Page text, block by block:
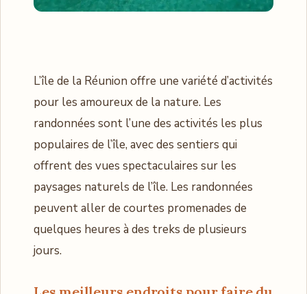
L’île de la Réunion offre une variété d’activités
pour les amoureux de la nature. Les
randonnées sont l’une des activités les plus
populaires de l’île, avec des sentiers qui
offrent des vues spectaculaires sur les
paysages naturels de l’île. Les randonnées
peuvent aller de courtes promenades de
quelques heures à des treks de plusieurs
jours.